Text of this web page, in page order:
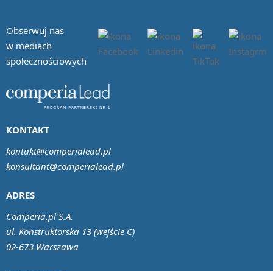
Obserwuj nas
w mediach
społecznościowych
ADRES
Comperia.pl S.A.
ul. Konstruktorska 13 (wejście C)
02-673 Warszawa
KONTAKT
kontakt@comperialead.pl
konsultant@comperialead.pl